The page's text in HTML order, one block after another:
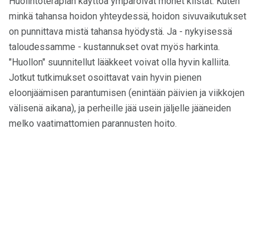
minkä tahansa hoidon yhteydessä, hoidon sivuvaikutukset
on punnittava mistä tahansa hyödystä. Ja - nykyisessä
taloudessamme - kustannukset ovat myös harkinta.
"Huollon" suunnitellut lääkkeet voivat olla hyvin kalliita.
Jotkut tutkimukset osoittavat vain hyvin pienen
eloonjäämisen parantumisen (enintään päivien ja viikkojen
välisenä aikana), ja perheille jää usein jäljelle jääneiden
melko vaatimattomien parannusten hoito.